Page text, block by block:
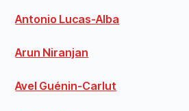
Antonio Lucas-Alba
Arun Niranjan
Avel Guénin-Carlut